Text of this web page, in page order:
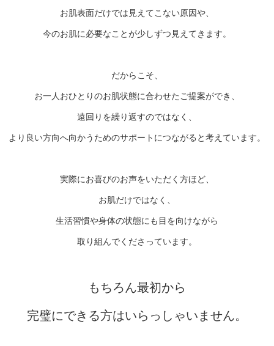
お肌表面だけでは見えてこない原因や、
今のお肌に必要なことが少しずつ見えてきます。
だからこそ、
お一人おひとりのお肌状態に合わせたご提案ができ、
遠回りを繰り返すのではなく、
より良い方向へ向かうためのサポートにつながると考えています。
実際にお喜びのお声をいただく方ほど、
お肌だけではなく、
生活習慣や身体の状態にも目を向けながら
取り組んでくださっています。
もちろん最初から
完璧にできる方はいらっしゃいません。